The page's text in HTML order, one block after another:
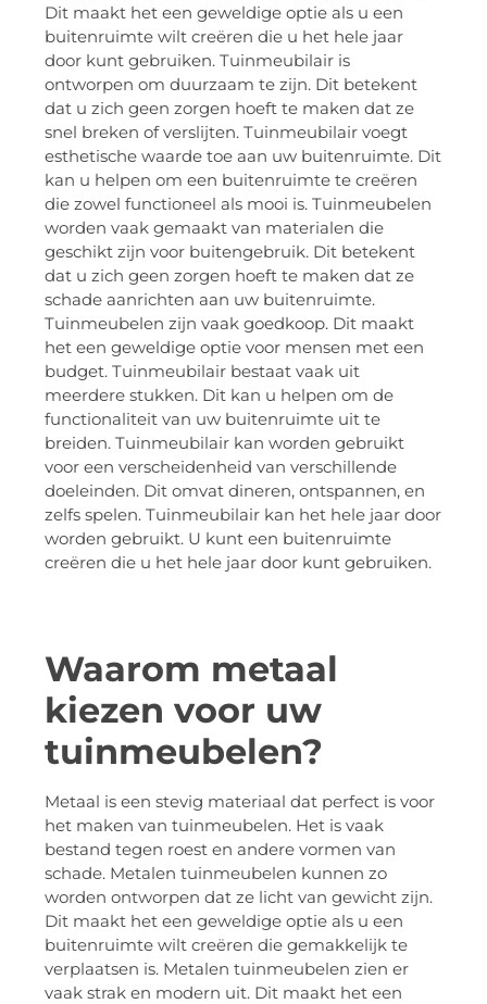
Dit maakt het een geweldige optie als u een
buitenruimte wilt creëren die u het hele jaar
door kunt gebruiken. Tuinmeubilair is
ontworpen om duurzaam te zijn. Dit betekent
dat u zich geen zorgen hoeft te maken dat ze
snel breken of verslijten. Tuinmeubilair voegt
esthetische waarde toe aan uw buitenruimte. Dit
kan u helpen om een buitenruimte te creëren
die zowel functioneel als mooi is. Tuinmeubelen
worden vaak gemaakt van materialen die
geschikt zijn voor buitengebruik. Dit betekent
dat u zich geen zorgen hoeft te maken dat ze
schade aanrichten aan uw buitenruimte.
Tuinmeubelen zijn vaak goedkoop. Dit maakt
het een geweldige optie voor mensen met een
budget. Tuinmeubilair bestaat vaak uit
meerdere stukken. Dit kan u helpen om de
functionaliteit van uw buitenruimte uit te
breiden. Tuinmeubilair kan worden gebruikt
voor een verscheidenheid van verschillende
doeleinden. Dit omvat dineren, ontspannen, en
zelfs spelen. Tuinmeubilair kan het hele jaar door
worden gebruikt. U kunt een buitenruimte
creëren die u het hele jaar door kunt gebruiken.
Waarom metaal
kiezen voor uw
tuinmeubelen?
Metaal is een stevig materiaal dat perfect is voor
het maken van tuinmeubelen. Het is vaak
bestand tegen roest en andere vormen van
schade. Metalen tuinmeubelen kunnen zo
worden ontworpen dat ze licht van gewicht zijn.
Dit maakt het een geweldige optie als u een
buitenruimte wilt creëren die gemakkelijk te
verplaatsen is. Metalen tuinmeubelen zien er
vaak strak en modern uit. Dit maakt het een